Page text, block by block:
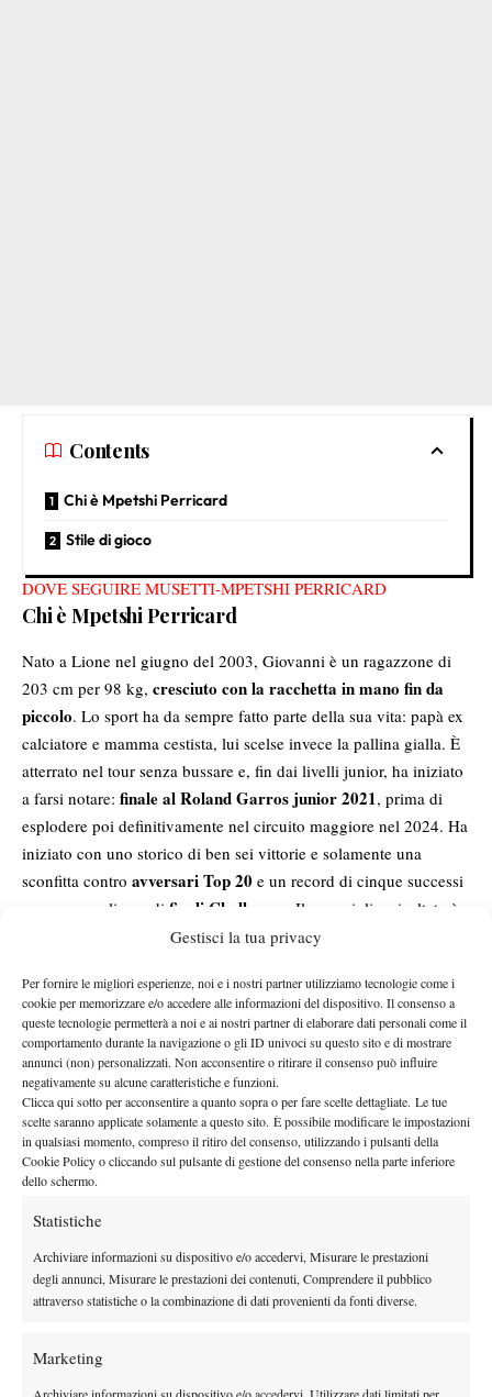
Gestisci la tua privacy
Per fornire le migliori esperienze, noi e i nostri partner utilizziamo tecnologie come i
cookie per memorizzare e/o accedere alle informazioni del dispositivo. Il consenso a
queste tecnologie permetterà a noi e ai nostri partner di elaborare dati personali come il
comportamento durante la navigazione o gli ID univoci su questo sito e di mostrare
annunci (non) personalizzati. Non acconsentire o ritirare il consenso può influire
negativamente su alcune caratteristiche e funzioni.
Clicca qui sotto per acconsentire a quanto sopra o per fare scelte dettagliate. Le tue
scelte saranno applicate solamente a questo sito. È possibile modificare le impostazioni
in qualsiasi momento, compreso il ritiro del consenso, utilizzando i pulsanti della
Cookie Policy o cliccando sul pulsante di gestione del consenso nella parte inferiore
dello schermo.
Statistiche
Archiviare informazioni su dispositivo e/o accedervi, Misurare le prestazioni
degli annunci, Misurare le prestazioni dei contenuti, Comprendere il pubblico
attraverso statistiche o la combinazione di dati provenienti da fonti diverse.
Marketing
Contents
Chi è Mpetshi Perricard
Stile di gioco
DOVE SEGUIRE MUSETTI-MPETSHI PERRICARD
Chi è Mpetshi Perricard
Nato a Lione nel giugno del 2003, Giovanni è un ragazzone di
203 cm per 98 kg, cresciuto con la racchetta in mano fin da
piccolo. Lo sport ha da sempre fatto parte della sua vita: papà ex
calciatore e mamma cestista, lui scelse invece la pallina gialla. È
atterrato nel tour senza bussare e, fin dai livelli junior, ha iniziato
a farsi notare: finale alRoland Garros junior 2021, prima di
esplodere poi definitivamente nel circuito maggiore nel 2024. Ha
iniziato con uno storico di ben sei vittorie e solamente una
sconfitta contro avversari Top 20 e un record di cinque successi
a zero se parliamo di finali Challenger.
Il suo miglior risultato è
ATP 500 di Basilea, dove ha preso di forza il titolo
battendo avversari comeHolger RuneeFelix Auger-
Aliassime.Attualmente alla posizione numero 58 del ranking, ha
raggiunto il suo picco come numero 29 del mondo a febbraio del
2025.
Stile di gioco
Stazza e fisicosuggeriscono da senza altri dettagli quale possa
essere la caratteristica più temibile del transalpino:la battuta.
Wimbledon
Fritz. È uno di quei giovani della nuova generazione a cui
piacciono gliscambi corti, rapidi, per una costruzione del punto
da chiudere con servizio e dritto. Sebbene il suo gioco si sposi
indistintamente e, anzi,